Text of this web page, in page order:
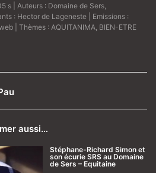
s | Auteurs : Domaine de Sers
: Hector de Lageneste | Emissions :
| Thèmes : AQUITANIMA BIEN-ETRE
aussi…
Stéphane-Richard Simon et
son écurie SRS au Domaine
de Sers – Equitaine